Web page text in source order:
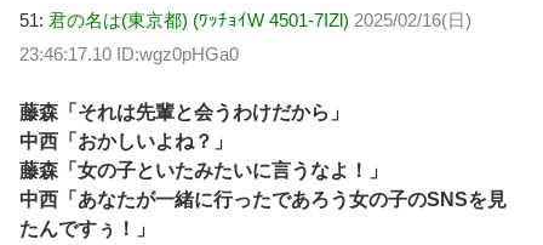
51: 君の名は(東京都) (ﾜｯﾁｮｲW 4501-7IZl) 2025/02/16(日)
23:46:17.10 ID:wgz0pHGa0
藤森「それは先輩と会うわけだから」
中西「おかしいよね？」
藤森「女の子といたみたいに言うなよ！」
中西「あなたが一緒に行ったであろう女の子のSNSを見
たんですぅ！」